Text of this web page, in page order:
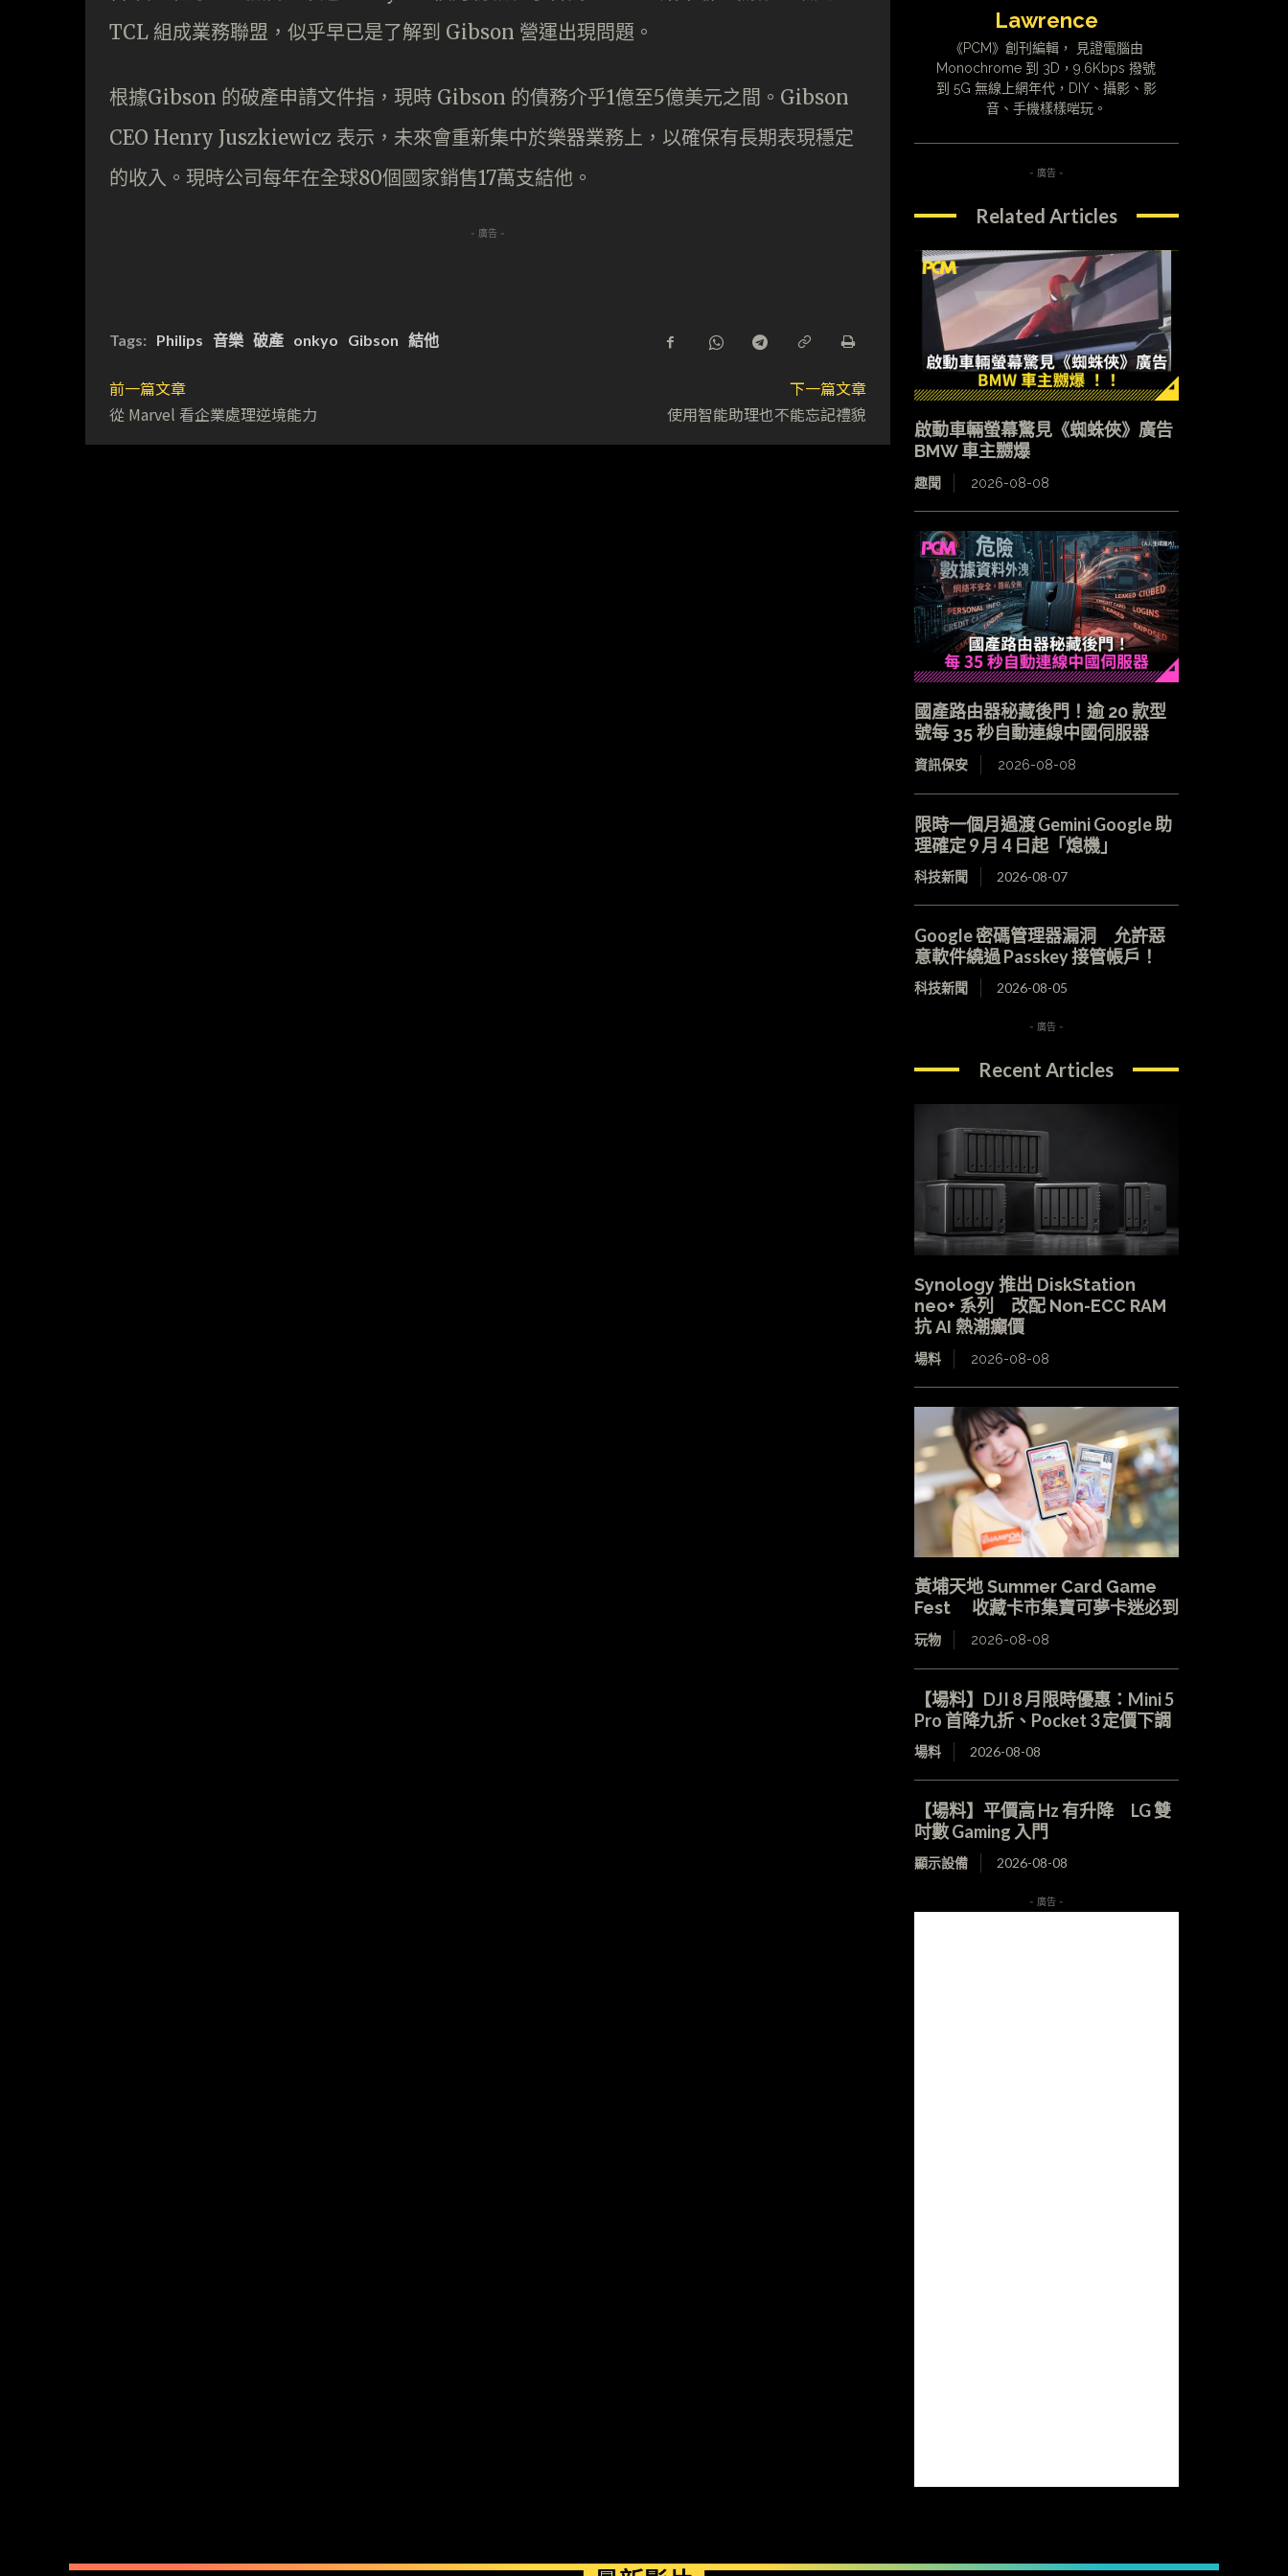
TCL 組成業務聯盟，似乎早已是了解到 Gibson 營運出現問題。
根據Gibson 的破產申請文件指，現時 Gibson 的債務介乎1億至5億美元之間。Gibson
CEO Henry Juszkiewicz 表示，未來會重新集中於樂器業務上，以確保有長期表現穩定
的收入。現時公司每年在全球80個國家銷售17萬支結他。
- 廣告 -
Tags: Philips 音樂 破產 onkyo Gibson 結他
前一篇文章
從 Marvel 看企業處理逆境能力
下一篇文章
使用智能助理也不能忘記禮貌
Lawrence
《PCM》創刊編輯， 見證電腦由
Monochrome 到 3D，9.6Kbps 撥號
到 5G 無線上網年代，DIY、攝影、影
音、手機樣樣啱玩。
- 廣告 -
Related Articles
啟動車輛螢幕驚見《蜘蛛俠》廣告
BMW 車主嬲爆
趣聞 2026-08-08
國產路由器秘藏後門！逾 20 款型
號每 35 秒自動連線中國伺服器
資訊保安 2026-08-08
限時一個月過渡 Gemini Google 助
理確定 9 月 4 日起「熄機」
科技新聞 2026-08-07
Google 密碼管理器漏洞 允許惡
意軟件繞過 Passkey 接管帳戶！
科技新聞 2026-08-05
- 廣告 -
Recent Articles
Synology 推出 DiskStation
neo+ 系列 改配 Non-ECC RAM
抗 AI 熱潮癲價
場料 2026-08-08
黃埔天地 Summer Card Game
Fest 收藏卡市集寶可夢卡迷必到
玩物 2026-08-08
【場料】DJI 8 月限時優惠：Mini 5
Pro 首降九折、Pocket 3 定價下調
場料 2026-08-08
【場料】平價高 Hz 有升降 LG 雙
吋數 Gaming 入門
顯示設備 2026-08-08
- 廣告 -